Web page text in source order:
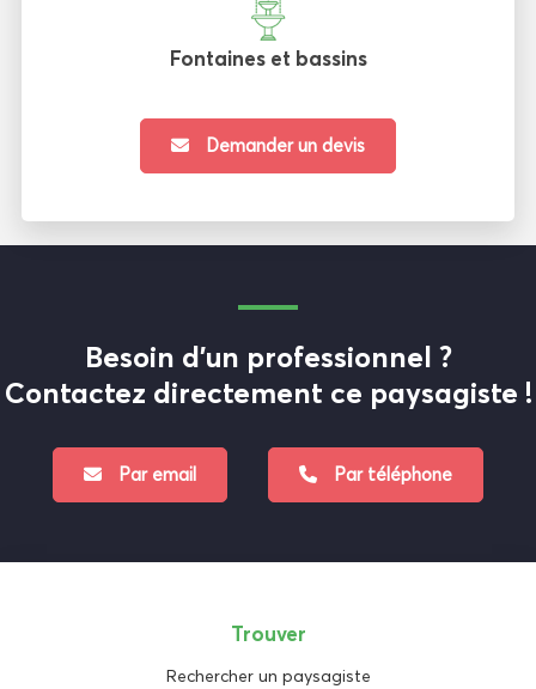
Fontaines et bassins
Demander un devis
Besoin d'un professionnel ?
Contactez directement ce paysagiste !
Par email Par téléphone
Trouver
Rechercher un paysagiste